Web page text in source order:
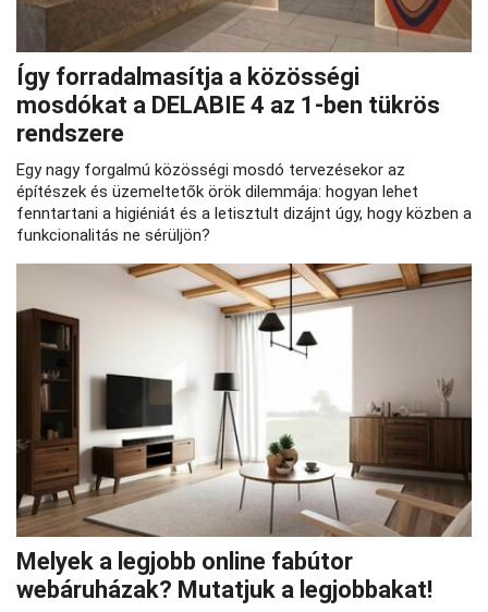
Így forradalmasítja a közösségi
mosdókat a DELABIE 4 az 1-ben tükrös
rendszere
Egy nagy forgalmú közösségi mosdó tervezésekor az
építészek és üzemeltetők örök dilemmája: hogyan lehet
fenntartani a higiéniát és a letisztult dizájnt úgy, hogy közben a
funkcionalitás ne sérüljön?
Melyek a legjobb online fabútor
webáruházak? Mutatjuk a legjobbakat!